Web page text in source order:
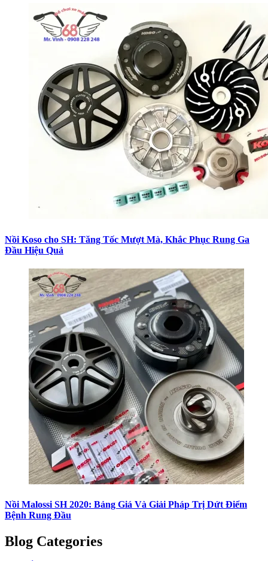
Nồi Koso cho SH: Tăng Tốc Mượt Mà, Khắc Phục Rung Ga
Đầu Hiệu Quả
Nồi Malossi SH 2020: Bảng Giá Và Giải Pháp Trị Dứt Điểm
Bệnh Rung Đầu
Blog Categories